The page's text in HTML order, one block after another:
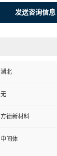
发送咨询信息
湖北
无
方德新材料
中间体